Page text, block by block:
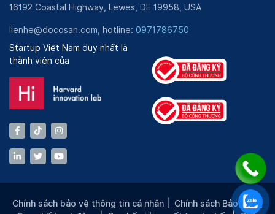
16192 Coastal Highway, Lewes, DE 19958, USA
lienhe@docosan.com, hotline: 0971786750
Startup Việt Nam duy nhất là
thành viên của
Chính sách bảo vệ thông tin cá nhân Chính sách Bảo mật |